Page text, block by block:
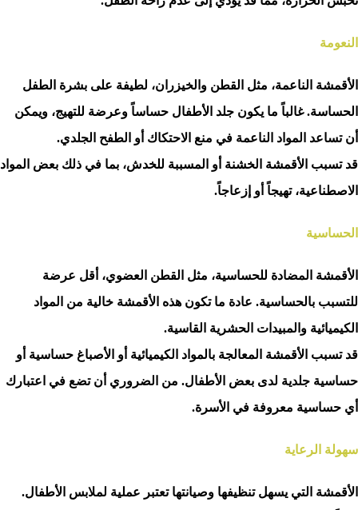
النعومة
الأقمشة الناعمة، مثل القطن والخيزران، لطيفة على بشرة الطفل
الحساسة. غالباً ما يكون جلد الأطفال حساساً وعرضة للتهيج، ويمكن
أن تساعد المواد الناعمة في منع الاحتكاك أو الطفح الجلدي.
قد تسبب الأقمشة الخشنة أو المسببة للخدش، بما في ذلك بعض المواد
الاصطناعية، تهيجاً أو إزعاجاً.
الحساسية
الأقمشة المضادة للحساسية، مثل القطن العضوي، أقل عرضة
للتسبب بالحساسية. عادة ما تكون هذه الأقمشة خالية من المواد
الكيميائية والمبيدات الحشرية القاسية.
قد تسبب الأقمشة المعالجة بالمواد الكيميائية أو الأصباغ حساسية أو
حساسية جلدية لدى بعض الأطفال. من الضروري أن تضع في اعتبارك
أي حساسية معروفة في الأسرة.
سهولة الرعاية
الأقمشة التي يسهل تنظيفها وصيانتها تعتبر عملية لملابس الأطفال.